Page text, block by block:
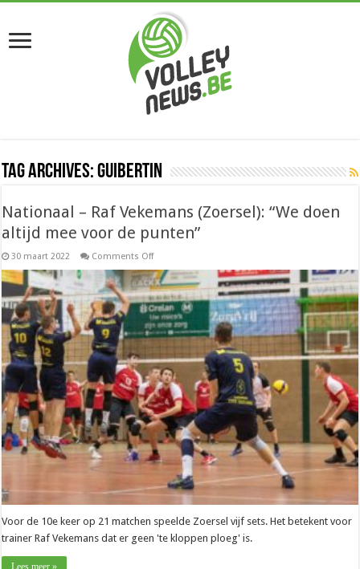
Tag Archives:guibertin
Nationaal – Raf Vekemans (Zoersel): “We doen
altijd mee voor de punten”
30 maart 2022 Comments Offon
–
Raf
Vekemans
(Zoersel):
“We
doen
altijd
voor
de
punten”
Voor de 10e keer op 21 matchen speelde Zoersel vijf sets. Het betekent voor
trainer Raf Vekemans dat er geen 'te kloppen ploeg' is.